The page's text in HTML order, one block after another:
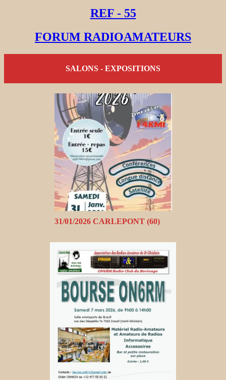
REF - 55
FORUM RADIOAMATEURS
SALONS - EXPOSITIONS
31/01/2026 CARLEPONT (60)